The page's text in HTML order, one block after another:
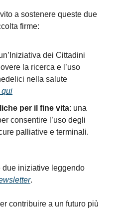
a sostenere queste due
firme:
dei Cittadini
la ricerca e l’uso
nella salute
qui
per il fine vita: una
consentire l’uso degli
palliative e terminali.
due iniziative leggendo
.
contribuire a un futuro più